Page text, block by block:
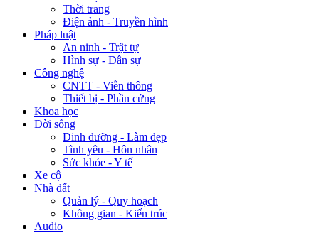
Thời trang
Điện ảnh - Truyền hình
Pháp luật
An ninh - Trật tự
Hình sự - Dân sự
Công nghệ
CNTT - Viễn thông
Thiết bị - Phần cứng
Khoa học
Đời sống
Dinh dưỡng - Làm đẹp
Tình yêu - Hôn nhân
Sức khỏe - Y tế
Xe cộ
Nhà đất
Quản lý - Quy hoạch
Không gian - Kiến trúc
Audio